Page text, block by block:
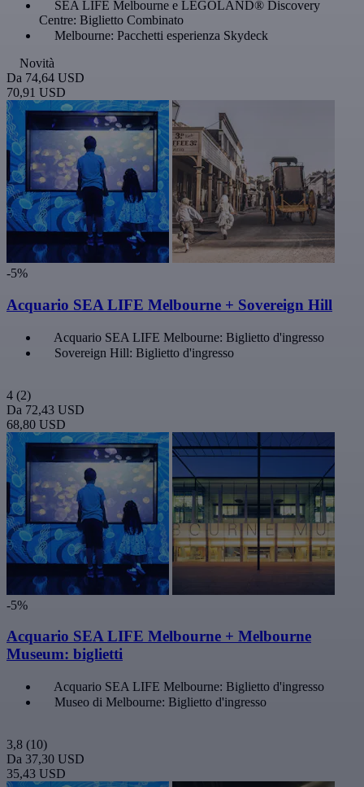
SEA LIFE Melbourne e LEGOLAND® Discovery
Centre: Biglietto Combinato
Melbourne: Pacchetti esperienza Skydeck
Novità
Da 74,64 USD
70,91 USD
-5%
Acquario SEA LIFE Melbourne + Sovereign Hill
Acquario SEA LIFE Melbourne: Biglietto d'ingresso
Sovereign Hill: Biglietto d'ingresso
4 (2)
Da 72,43 USD
68,80 USD
-5%
Acquario SEA LIFE Melbourne + Melbourne
Museum: biglietti
Acquario SEA LIFE Melbourne: Biglietto d'ingresso
Museo di Melbourne: Biglietto d'ingresso
3,8 (10)
Da 37,30 USD
35,43 USD